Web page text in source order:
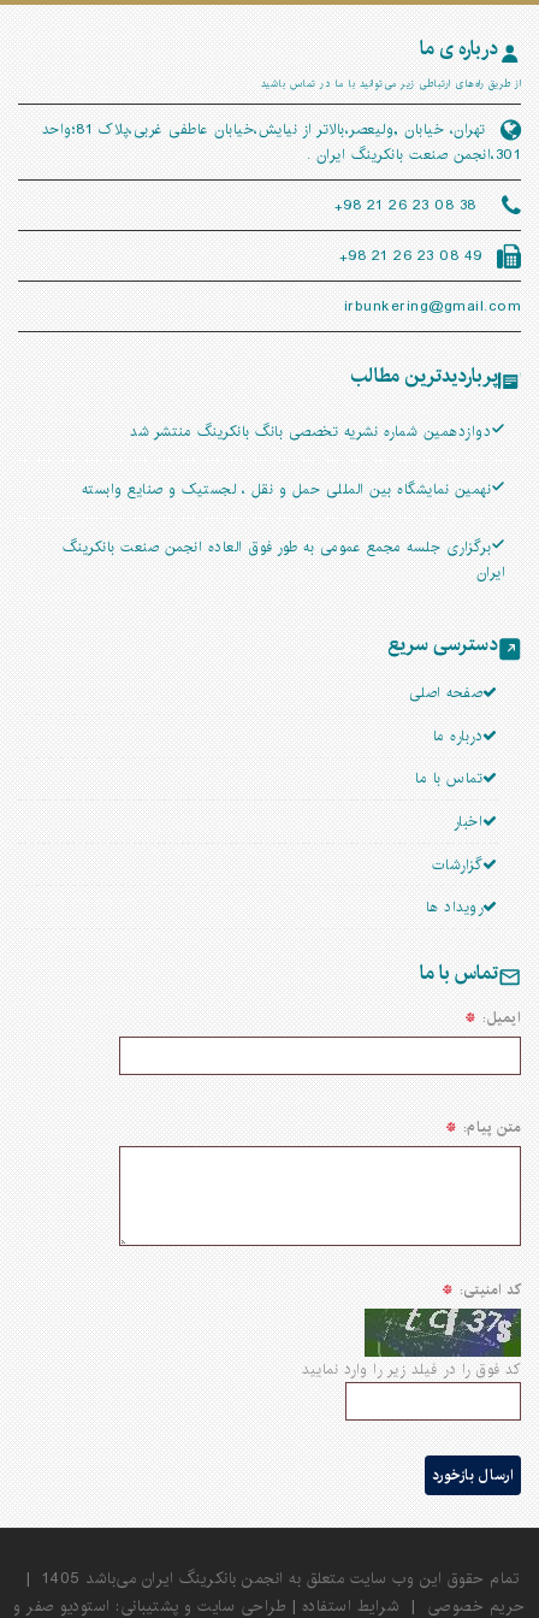
درباره ی ما
از طریق راه‌های ارتباطی زیر می‌توانید با ما در تماس باشید
تهران، خيابان ,ولیعصر،بالاتر از نیایش،خیابان عاطفی غربی،پلاک 81؛واحد
301،انجمن صنعت بانکرینگ ایران .
+98 21 26 23 08 38
+98 21 26 23 08 49
irbunkering@gmail.com
پرباردیدترین مطالب
دوازدهمین شماره نشریه تخصصی بانگ بانکرینگ منتشر شد
نهمین نمایشگاه بین المللی حمل و نقل ، لجستیک و صنایع وابسته
برگزاری جلسه مجمع عمومی به طور فوق العاده انجمن صنعت بانکرینگ
ایران
دسترسی سریع
صفحه اصلی
درباره ما
تماس با ما
اخبار
گزارشات
رویداد ها
تماس با ما
ایمیل:
متن پیام:
کد امنیتی:
کد فوق را در فیلد زیر را وارد نمایید
ارسال بازخورد
تمام حقوق این وب سایت متعلق به انجمن بانکرینگ ایران می‌باشد 1405
|
حریم خصوصی | شرایط استفاده | طراحی سایتو پشتیبانی: استودیو صفر و